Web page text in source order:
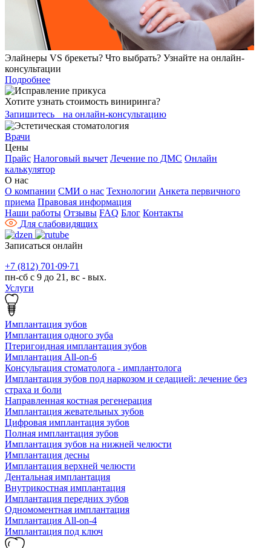
Элайнеры VS брекеты? Что выбрать? Узнайте на онлайн-
консультации
Подробнее
Хотите узнать стоимость виниринга?
Запишитесь на онлайн-консультацию
Врачи
Цены
Прайс Налоговый вычет Лечение по ДМС Онлайн
калькулятор
О нас
О компании СМИ о нас Технологии Анкета первичного
приема Правовая информация
Наши работы Отзывы FAQ Блог Контакты
Для слабовидящих
Записаться онлайн
+7 (812) 701∙09∙71
пн-сб с 9 до 21, вс - вых.
Услуги
Имплантация зубов
Имплантация одного зуба
Птеригоидная имплантация зубов
Имплантация All-on-6
Консультация стоматолога - имплантолога
Имплантация зубов под наркозом и седацией: лечение без
страха и боли
Направленная костная регенерация
Имплантация жевательных зубов
Цифровая имплантация зубов
Полная имплантация зубов
Имплантация зубов на нижней челюсти
Имплантация десны
Имплантация верхней челюсти
Дентальная имплантация
Внутрикостная имплантация
Имплантация передних зубов
Одномоментная имплантация
Имплантация All-on-4
Имплантация под ключ